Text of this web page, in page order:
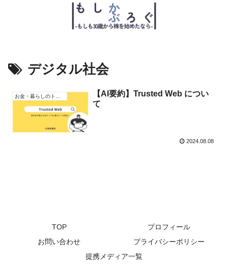
デジタル社会
【AI要約】Trusted Web につい
て
2024.08.08
TOP
プロフィール
お問い合わせ
プライバシーポリシー
提携メディア一覧